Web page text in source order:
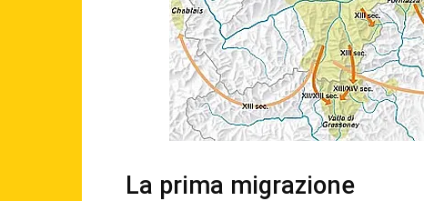
La prima migrazione